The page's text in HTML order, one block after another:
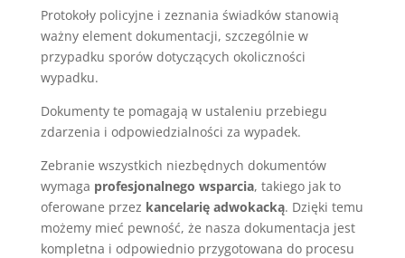
Protokoły policyjne i zeznania świadków stanowią
ważny element dokumentacji, szczególnie w
przypadku sporów dotyczących okoliczności
wypadku.
Dokumenty te pomagają w ustaleniu przebiegu
zdarzenia i odpowiedzialności za wypadek.
Zebranie wszystkich niezbędnych dokumentów
wymaga profesjonalnego wsparcia, takiego jak to
oferowane przez kancelarię adwokacką. Dzięki temu
możemy mieć pewność, że nasza dokumentacja jest
kompletna i odpowiednio przygotowana do procesu